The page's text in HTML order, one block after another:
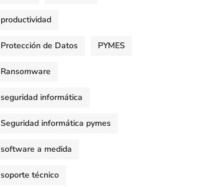
productividad
Protección de Datos PYMES
Ransomware
seguridad informática
Seguridad informática pymes
software a medida
soporte técnico